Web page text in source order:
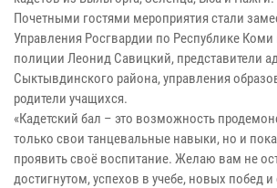
Почетными гостями мероприятия стали
Управления Росгвардии по Республике
полиции Леонид Савицкий, представители
Сыктывдинского района, управления
родители учащихся.
«Кадетский бал – это возможность
только свои танцевальные навыки, но и
проявить своё воспитание. Желаю вам не
достигнутом, успехов в учебе, новых побед